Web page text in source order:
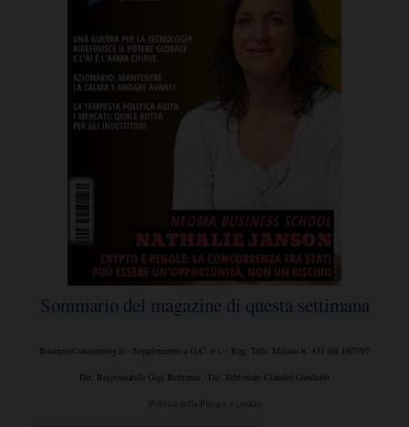
Sommario del magazine di questa settimana
BusinessCommunity.it - Supplemento a G.C. e t. - Reg. Trib. Milano n. 431 del 19/7/97
Dir. Responsabile Gigi Beltrame - Dir. Editoriale Claudio Gandolfo
Politica della Privacy e cookie